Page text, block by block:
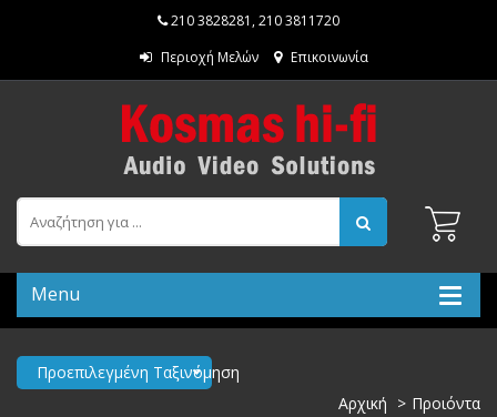
210 3828281 ,210 3811720
Περιοχή Μελών
Επικοινωνία
Menu
Προεπιλεγμένη Ταξινόμηση
Αρχική
Προιόντα